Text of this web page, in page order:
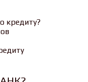
кредиту?